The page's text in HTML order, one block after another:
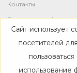
Контакты
Политика
Магазин
Каталог
Дизайнерам
Сайт использует
посетителей
использование